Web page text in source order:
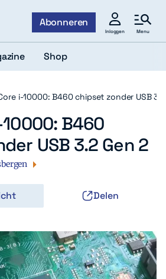
Abonneren
Inloggen Menu
Shop
i-10000: B460 chipset zonder USB
B460
USB 3.2 Gen 2
Delen